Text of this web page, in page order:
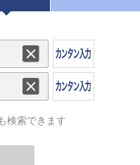
検索できます